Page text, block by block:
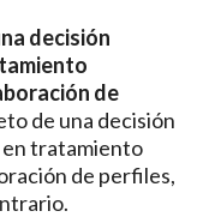
decisión
de
de una decisión
en tratamiento
de perfiles,